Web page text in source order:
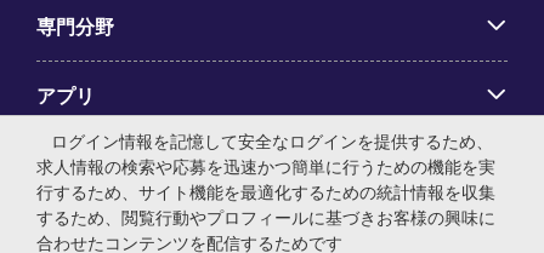
専門分野
アプリ
Employer Centre
ログイン情報を記憶して安全なログインを提供するため、
求人情報の検索や応募を迅速かつ簡単に行うための機能を実
行するため、サイト機能を最適化するための統計情報を収集
するため、閲覧行動やプロフィールに基づきお客様の興味に
合わせたコンテンツを配信するためです